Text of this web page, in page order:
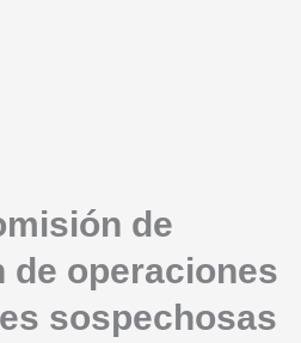
de
de operaciones
sospechosas